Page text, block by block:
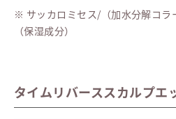
※ サッカロミセス/（加水分解コラ
（保湿成分）
タイムリバーススカルプエ